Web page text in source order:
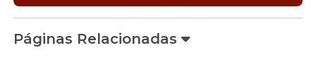
Páginas Relacionadas